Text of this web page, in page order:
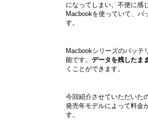
になってしまい、不便に感
Macbookを使っていて、バ
す。
Macbookシリーズのバッテ
能です。 データを残したま
くことができます。
今回紹介させていただいた
発売年モデルによって料金
す。